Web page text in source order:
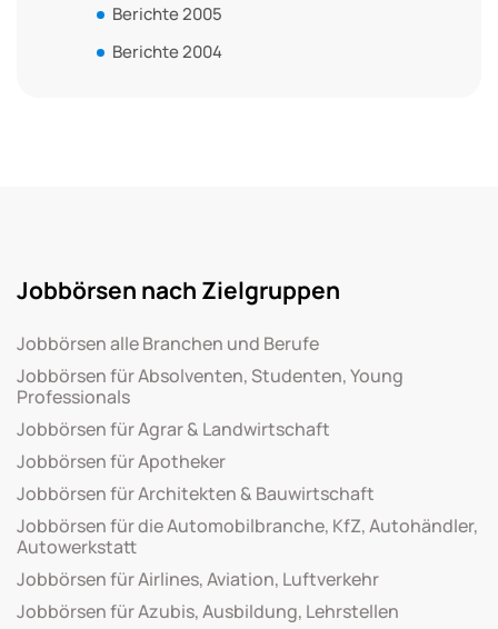
Berichte 2005
Berichte 2004
Jobbörsen nach Zielgruppen
Jobbörsen alle Branchen und Berufe
Jobbörsen für Absolventen, Studenten, Young
Professionals
Jobbörsen für Agrar & Landwirtschaft
Jobbörsen für Apotheker
Jobbörsen für Architekten & Bauwirtschaft
Jobbörsen für die Automobilbranche, KfZ, Autohändler,
Autowerkstatt
Jobbörsen für Airlines, Aviation, Luftverkehr
Jobbörsen für Azubis, Ausbildung, Lehrstellen